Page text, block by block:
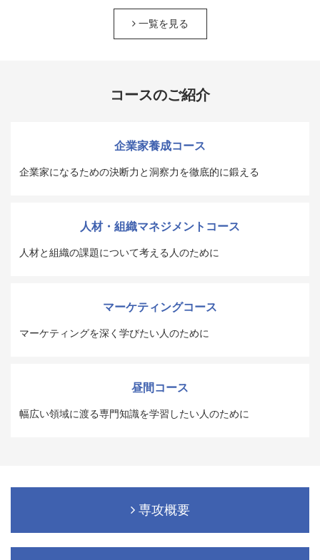
一覧を見る
コースのご紹介
企業家養成コース
企業家になるための決断力と洞察力を徹底的に鍛える
人材・組織マネジメントコース
人材と組織の課題について考える人のために
マーケティングコース
マーケティングを深く学びたい人のために
昼間コース
幅広い領域に渡る専門知識を学習したい人のために
専攻概要